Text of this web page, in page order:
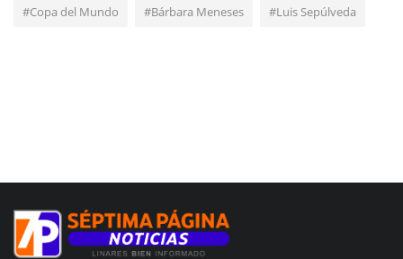
#Copa del Mundo #Bárbara Meneses #Luis Sepúlveda